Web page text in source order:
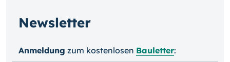
Newsletter
Anmeldung zum kosten­losen Bauletter: